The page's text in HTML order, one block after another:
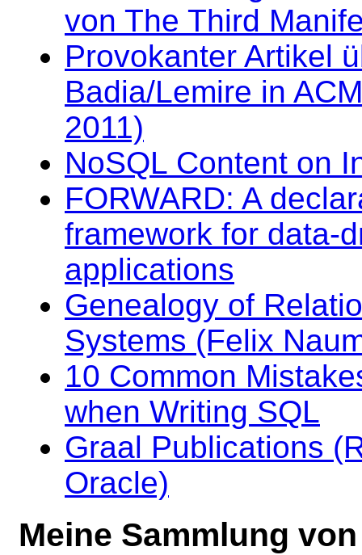
von The Third
Provokanter Artikel
Badia/Lemire in
2011)
NoSQL Content on
FORWARD: A
framework for data-
applications
Genealogy of
Systems (Felix
10 Common
when Writing SQL
Graal Publications
Oracle)
Meine Sammlung